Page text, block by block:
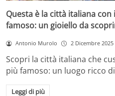
Questa è la città italiana
famoso: un gioiello da
Antonio Murolo 2 Dicembre 2025
Scopri la città italiana che
più famoso: un luogo ricco
Leggi di più